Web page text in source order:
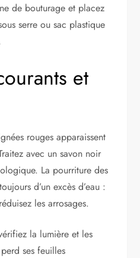
de bouturage et placez
serre ou sac plastique
et
rouges apparaissent
avec un savon noir
La pourriture des
d’un excès d’eau :
les arrosages.
la lumière et les
ses feuilles